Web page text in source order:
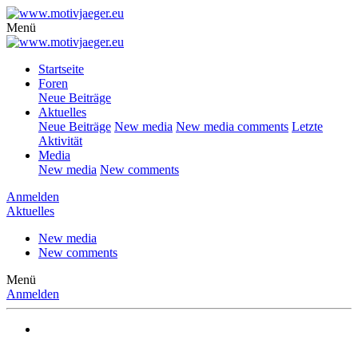
Menü
Startseite
Foren
Neue Beiträge
Aktuelles
Neue Beiträge New media New media comments Letzte
Aktivität
Media
New media New comments
Anmelden
Aktuelles
New media
New comments
Menü
Anmelden